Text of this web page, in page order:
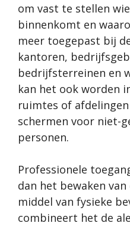
om vast te stellen
binnenkomt en
meer toegepast bij
kantoren,
bedrijfsterreinen en
kan het ook worden
ruimtes of
schermen voor niet-
personen.
Professionele
dan het bewaken
middel van fysieke
combineert het de